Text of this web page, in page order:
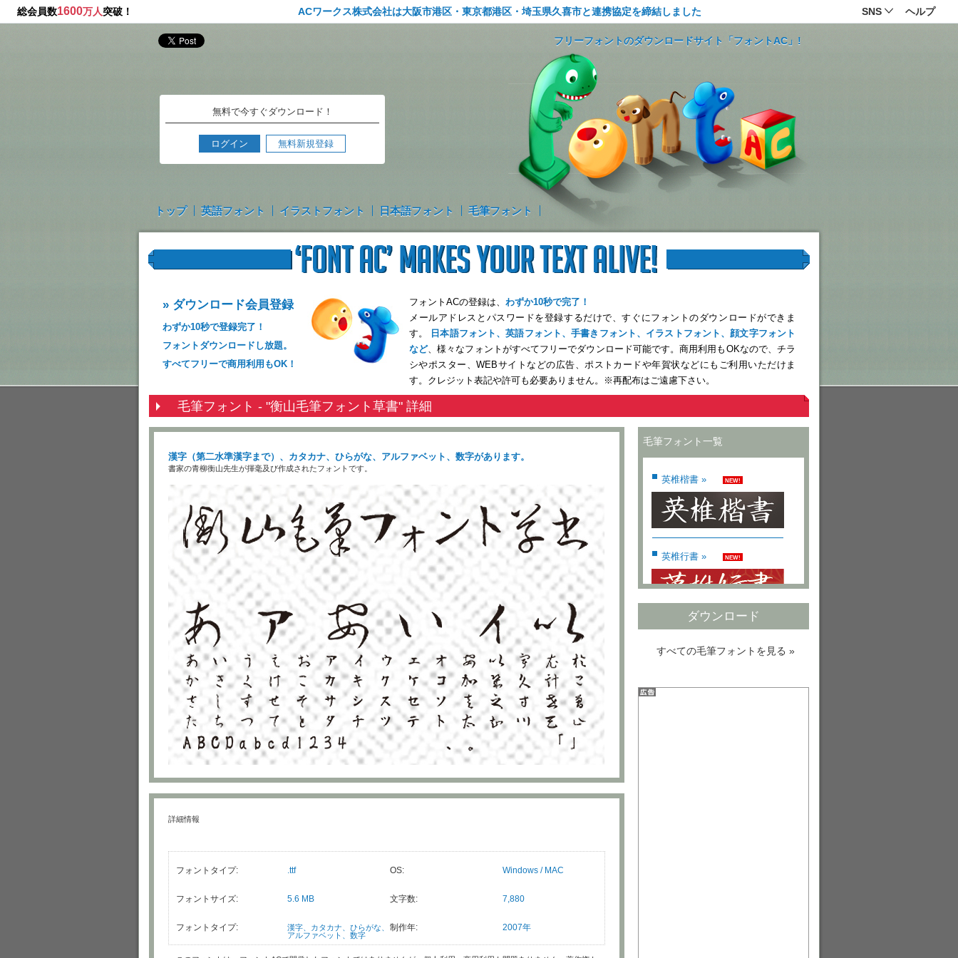
総会員数1600万人突破！ ACワークス株式会社は大阪市港区・東京都港区・埼玉県久喜市と連携協定を締結しました SNS ヘルプ
フリーフォントのダウンロードサイト「フォントAC」!
無料で今すぐダウンロード！
ログイン 無料新規登録
トップ 英語フォント イラストフォント 日本語フォント 毛筆フォント
» ダウンロード会員登録
わずか10秒で登録完了！
フォントダウンロードし放題。
すべてフリーで商用利用もOK！
フォントACの登録は、 わずか10秒で完了！
メールアドレスとパスワードを登録するだけで、すぐにフォントのダウンロードができま
す。
日本語フォント、英語フォント、手書きフォント、イラストフォント、顔文字フォント
など、様々なフォントがすべてフリーでダウンロード可能です。商用利用もOKなので、チラ
シやポスター、WEBサイトなどの広告、ポストカードや年賀状などにもご利用いただけま
す。クレジット表記や許可も必要ありません。※再配布はご遠慮下さい。
毛筆フォント - "衡山毛筆フォント草書" 詳細
漢字（第二水準漢字まで）、カタカナ、ひらがな、アルファベット、数字があります。
書家の青柳衡山先生が揮毫及び作成されたフォントです。
詳細情報
フォントタイプ: .ttf OS: Windows / MAC
フォントサイズ: 5.6 MB 文字数: 7,880
フォントタイプ:
漢字、カタカナ、ひらがな、
アルファベット、数字
制作年: 2007年
毛筆フォント一覧
英椎楷書 » NEW!
英椎行書 » NEW!
ダウンロード
すべての毛筆フォントを見る »